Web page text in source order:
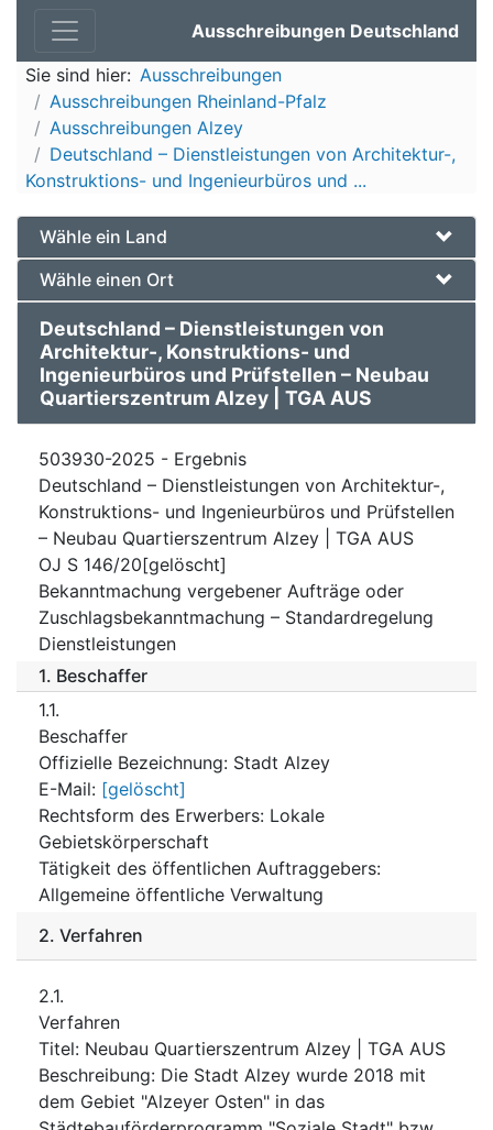
Ausschreibungen Deutschland
Sie sind hier: Ausschreibungen
Ausschreibungen Rheinland-Pfalz
Ausschreibungen Alzey
Deutschland – Dienstleistungen von Architektur-,
Konstruktions- und Ingenieurbüros und ...
Wähle ein Land
Wähle einen Ort
Deutschland – Dienstleistungen von
Architektur-, Konstruktions- und
Ingenieurbüros und Prüfstellen – Neubau
Quartierszentrum Alzey | TGA AUS
503930-2025 - Ergebnis
Deutschland – Dienstleistungen von Architektur-,
Konstruktions- und Ingenieurbüros und Prüfstellen
– Neubau Quartierszentrum Alzey | TGA AUS
OJ S 146/20[gelöscht]
Bekanntmachung vergebener Aufträge oder
Zuschlagsbekanntmachung – Standardregelung
Dienstleistungen
1. Beschaffer
1.1.
Beschaffer
Offizielle Bezeichnung: Stadt Alzey
E-Mail: [gelöscht]
Rechtsform des Erwerbers: Lokale
Gebietskörperschaft
Tätigkeit des öffentlichen Auftraggebers:
Allgemeine öffentliche Verwaltung
2. Verfahren
2.1.
Verfahren
Titel: Neubau Quartierszentrum Alzey | TGA AUS
Beschreibung: Die Stadt Alzey wurde 2018 mit
dem Gebiet "Alzeyer Osten" in das